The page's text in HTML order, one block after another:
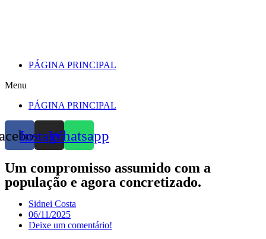
PÁGINA PRINCIPAL
Menu
PÁGINA PRINCIPAL
InstagramWhatsapp
Um compromisso assumido com a
população e agora concretizado.
Sidnei Costa
06/11/2025
Deixe um comentário!